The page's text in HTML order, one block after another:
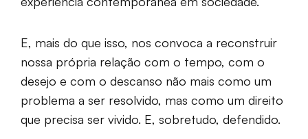
E, mais do que isso, nos convoca a reconstruir
nossa própria relação com o tempo, com o
desejo e com o descanso não mais como um
problema a ser resolvido, mas como um direito
que precisa ser vivido. E, sobretudo, defendido.